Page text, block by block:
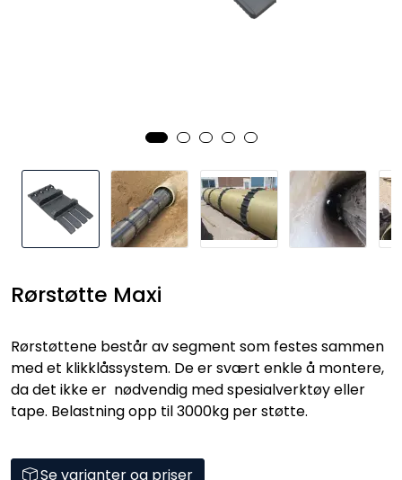
Rørstøttene består av segment som festes sammen
med et klikklåssystem. De er svært enkle å montere,
da det ikke er nødvendig med spesialverktøy eller